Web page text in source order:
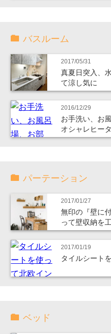
バスルーム
2017/05/31
真夏日突入、
て涼し気に
2016/12/29
お手洗い、お
オシャレヒー
パーテーション
2017/01/27
無印の『壁に
って壁収納を
2017/01/19
タイルシート
ベッド